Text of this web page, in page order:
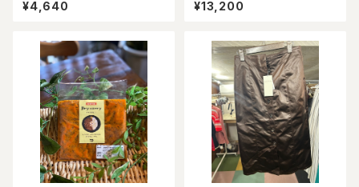
¥4,640 ¥13,200